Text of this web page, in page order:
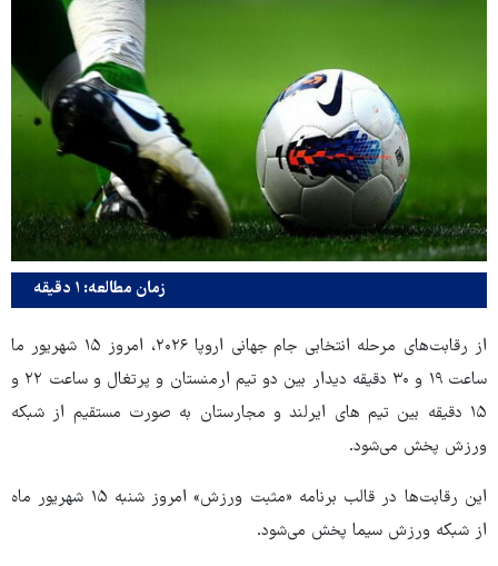
زمان مطالعه: ۱ دقیقه
از رقابت‌های مرحله انتخابی جام جهانی اروپا ۲۰۲۶، امروز ۱۵ شهریور ما
ساعت ۱۹ و ۳۰ دقیقه دیدار بین دو تیم ارمنستان و پرتغال و ساعت ۲۲ و
۱۵ دقیقه بین تیم های ایرلند و مجارستان به صورت مستقیم از شبکه
ورزش پخش می‌شود.
این رقابت‌ها در قالب برنامه «مثبت ورزش» امروز شنبه ۱۵ شهریور ماه
از شبکه ورزش سیما پخش می‌شود.